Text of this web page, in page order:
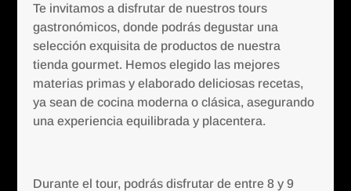
Te invitamos a disfrutar de nuestros tours
gastronómicos, donde podrás degustar una
selección exquisita de productos de nuestra
tienda gourmet. Hemos elegido las mejores
materias primas y elaborado deliciosas recetas,
ya sean de cocina moderna o clásica, asegurando
una experiencia equilibrada y placentera.
Durante el tour, podrás disfrutar de entre 8 y 9